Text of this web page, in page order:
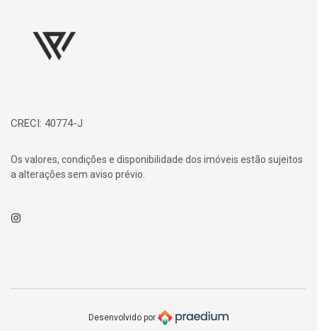
CRECI: 40774-J
Os valores, condições e disponibilidade dos imóveis estão sujeitos
a alterações sem aviso prévio.
Instagram
Desenvolvido por